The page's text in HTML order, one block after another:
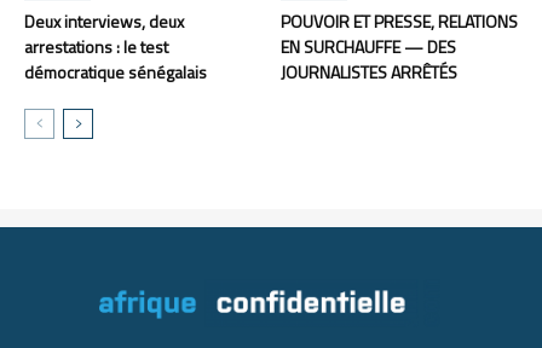
Deux interviews, deux
arrestations : le test
démocratique sénégalais
POUVOIR ET PRESSE, RELATIONS
EN SURCHAUFFE — DES
JOURNALISTES ARRÊTÉS